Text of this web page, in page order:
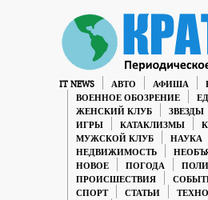
IT NEWS АВТО АФИША
ВОЕННОЕ ОБОЗРЕНИЕ
ЖЕНСКИЙ КЛУБ
ЗВЕЗДЫ
ИГРЫ
КАТАКЛИЗМЫ
МУЖСКОЙ КЛУБ
НАУКА
НЕДВИЖИМОСТЬ
НОВОЕ
ПОГОДА
ПРОИСШЕСТВИЯ
СПОРТ
СТАТЬИ